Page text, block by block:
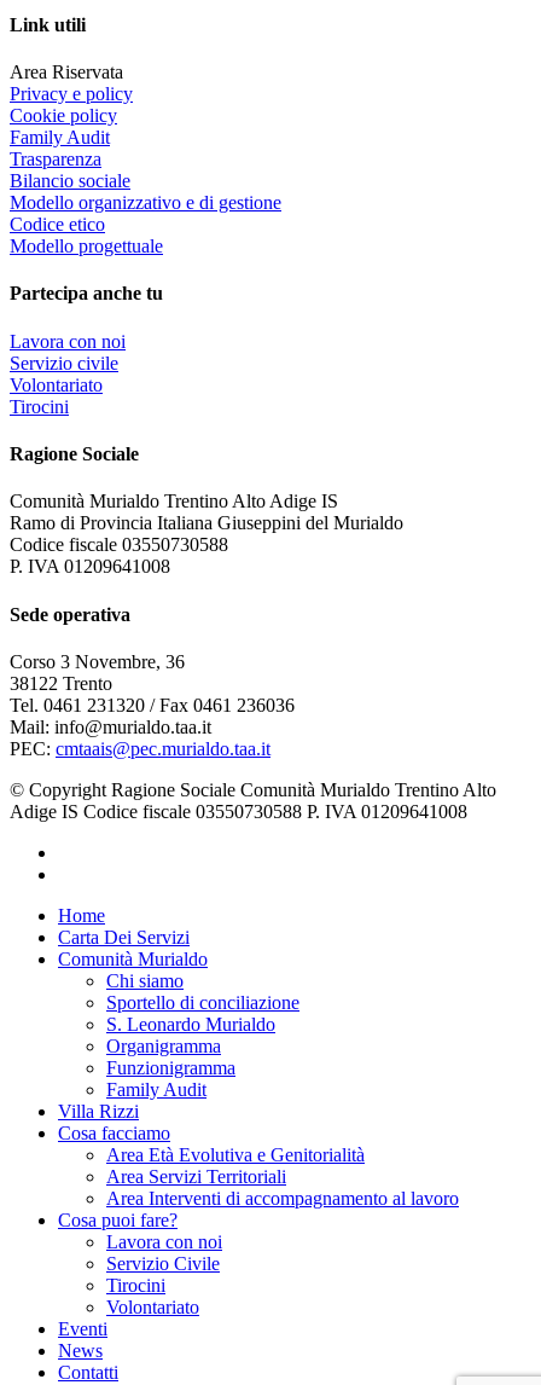
Link utili
Area Riservata
Privacy e policy
Cookie policy
Family Audit
Trasparenza
Bilancio sociale
Modello organizzativo e di gestione
Codice etico
Modello progettuale
Partecipa anche tu
Lavora con noi
Servizio civile
Volontariato
Tirocini
Ragione Sociale
Comunità Murialdo Trentino Alto Adige IS
Ramo di Provincia Italiana Giuseppini del Murialdo
Codice fiscale 03550730588
P. IVA 01209641008
Sede operativa
Corso 3 Novembre, 36
38122 Trento
Tel. 0461 231320 / Fax 0461 236036
Mail: info@murialdo.taa.it
PEC: cmtaais@pec.murialdo.taa.it
© Copyright Ragione Sociale Comunità Murialdo Trentino Alto
Adige IS Codice fiscale 03550730588 P. IVA 01209641008
Close
Menu
Home
Carta Dei Servizi
Comunità Murialdo
Chi siamo
Sportello di conciliazione
S. Leonardo Murialdo
Organigramma
Funzionigramma
Family Audit
Villa Rizzi
Cosa facciamo
Area Età Evolutiva e Genitorialità
Area Servizi Territoriali
Area Interventi di accompagnamento al lavoro
Cosa puoi fare?
Lavora con noi
Servizio Civile
Tirocini
Volontariato
Eventi
News
Contatti